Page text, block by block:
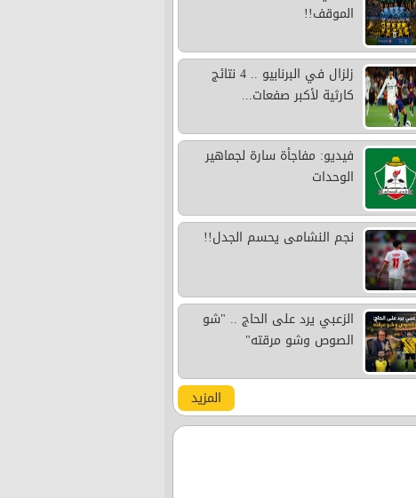
الموقف!!
زلزال في البرنابيو .. 4 نتائج
كارثية لأكبر صفعات...
فيديو: مفاجأة سارة لجماهير
الوحدات
نجم النشامى يحسم الجدل!!
الزعبي يرد على الحاج .. "شو
الصوص وشو مرقته"
المزيد